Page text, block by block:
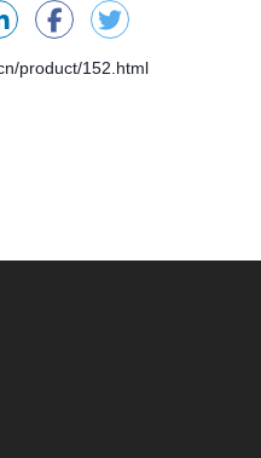
product/152.html